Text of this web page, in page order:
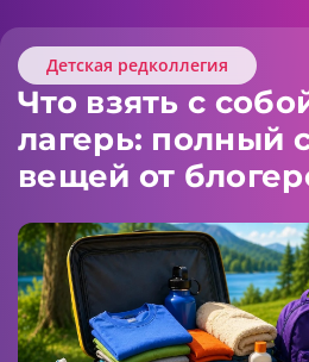
Детская редколлегия
Что взять с
лагерь: полный
вещей от